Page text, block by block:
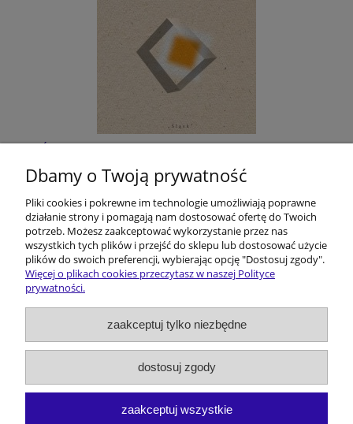
Śląskie filmoznawstwo. Z dziejów pewnej
humanistycznej przygody
9,64 €
do koszyka
Pomoc
Dostawa i koszty
Moje konto
Dbamy o Twoją prywatność
Pliki cookies i pokrewne im technologie umożliwiają poprawne
działanie strony i pomagają nam dostosować ofertę do Twoich
potrzeb. Możesz zaakceptować wykorzystanie przez nas
wszystkich tych plików i przejść do sklepu lub dostosować użycie
plików do swoich preferencji, wybierając opcję "Dostosuj zgody".
Więcej o plikach cookies przeczytasz w naszej Polityce
prywatności.
zaakceptuj tylko niezbędne
dostosuj zgody
zaakceptuj wszystkie